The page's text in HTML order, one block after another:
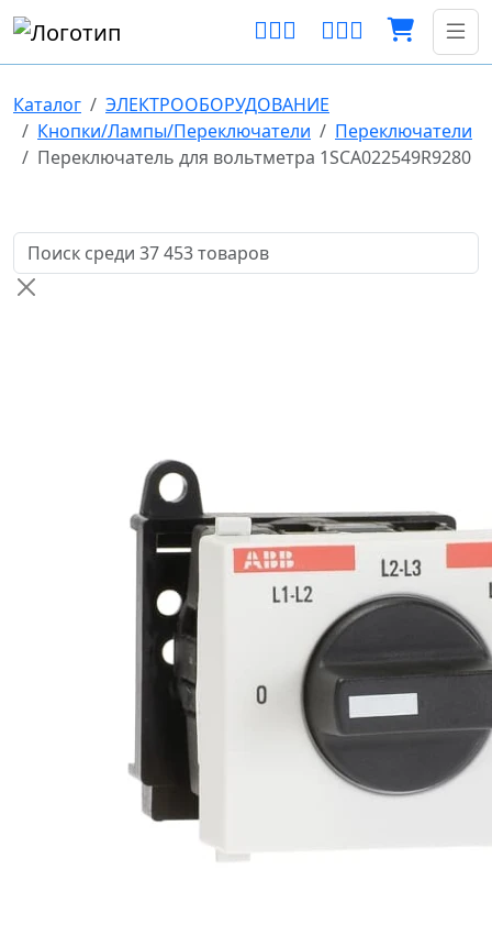
Каталог
ЭЛЕКТРООБОРУДОВАНИЕ
Кнопки/Лампы/Переключатели
Переключатели
Переключатель для вольтметра 1SCA022549R9280
Поиск товаров по названию или артикулу